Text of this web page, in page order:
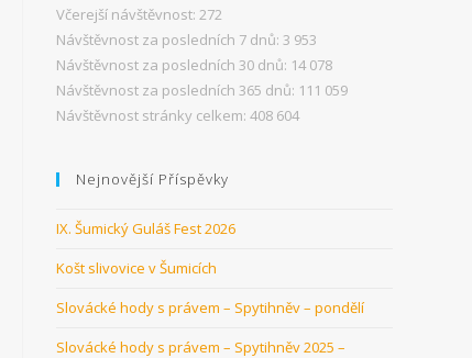
Včerejší návštěvnost: 272
Návštěvnost za posledních 7 dnů: 3 953
Návštěvnost za posledních 30 dnů: 14 078
Návštěvnost za posledních 365 dnů: 111 059
Návštěvnost stránky celkem: 408 604
Nejnovější Příspěvky
IX. Šumický Guláš Fest 2026
Košt slivovice v Šumicích
Slovácké hody s právem – Spytihněv – pondělí
Slovácké hody s právem – Spytihněv 2025 –